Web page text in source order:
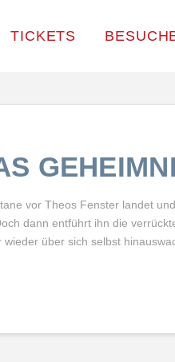
TICKETS
vor Theos Fenster landet
dann entführt ihn die
über sich selbst